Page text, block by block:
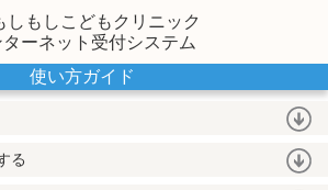
しもしこどもクリニック
ターネット受付システム
使い方ガイド
る